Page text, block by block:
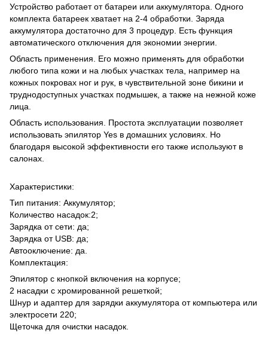
Устройство работает от батареи или аккумулятора. Одного
комплекта батареек хватает на 2-4 обработки. Заряда
аккумулятора достаточно для 3 процедур. Есть функция
автоматического отключения для экономии энергии.
Область применения. Его можно применять для обработки
любого типа кожи и на любых участках тела, например на
кожных покровах ног и рук, в чувствительной зоне бикини и
труднодоступных участках подмышек, а также на нежной коже
лица.
Область использования. Простота эксплуатации позволяет
использовать эпилятор Yes в домашних условиях. Но
благодаря высокой эффективности его также используют в
салонах.
Характеристики:
Тип питания: Аккумулятор;
Количество насадок:2;
Зарядка от сети: да;
Зарядка от USB: да;
Автооключение: да.
Комплектация:
Эпилятор с кнопкой включения на корпусе;
2 насадки с хромированной решеткой;
Шнур и адаптер для зарядки аккумулятора от компьютера или
электросети 220;
Щеточка для очистки насадок.